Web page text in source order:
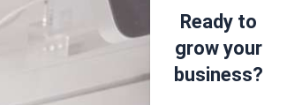
Ready to
grow your
business?